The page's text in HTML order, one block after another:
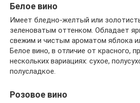
Белое вино
Имеет бледно-желтый или
зеленоватым оттенком. Обладает
свежим и чистым ароматом яблока
Белое вино, в отличие от красного,
нескольких вариациях: сухое,
полусладкое.
Розовое вино